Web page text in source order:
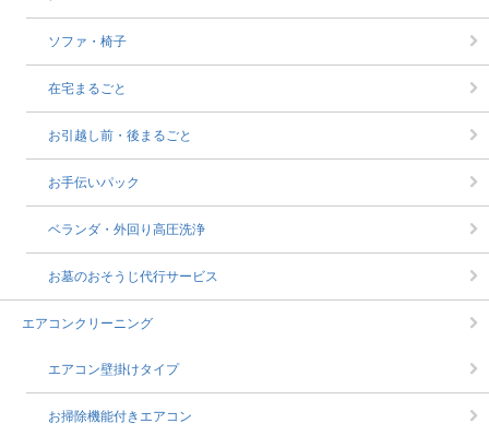
ソファ・椅子
在宅まるごと
お引越し前・後まるごと
お手伝いパック
ベランダ・外回り高圧洗浄
お墓のおそうじ代行サービス
エアコンクリーニング
エアコン壁掛けタイプ
お掃除機能付きエアコン